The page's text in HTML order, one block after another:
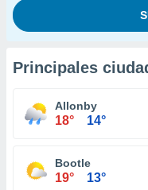
Principales
Allonby
18° 14°
Bootle
19° 13°